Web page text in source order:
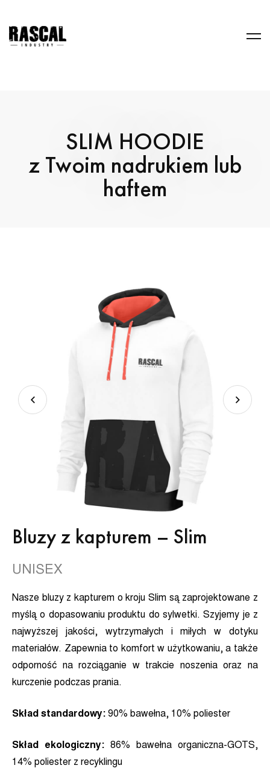
SLIM HOODIE
z Twoim nadrukiem lub
haftem
Bluzy z kapturem – Slim
UNISEX
Nasze bluzy z kapturem o kroju Slim są zaprojektowane z
myślą o dopasowaniu produktu do sylwetki. Szyjemy je z
najwyższej jakości, wytrzymałych i miłych w dotyku
materiałów. Zapewnia to komfort w użytkowaniu, a także
odporność na rozciąganie w trakcie noszenia oraz na
kurczenie podczas prania.
Skład standardowy: 90% bawełna, 10% poliester
Skład ekologiczny: 86% bawełna organiczna-GOTS,
14% poliester z recyklingu